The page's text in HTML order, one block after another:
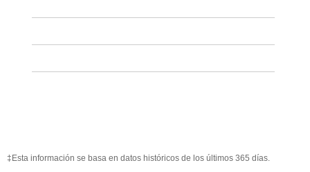
‡Esta información se basa en datos históricos de los últimos 365 días.